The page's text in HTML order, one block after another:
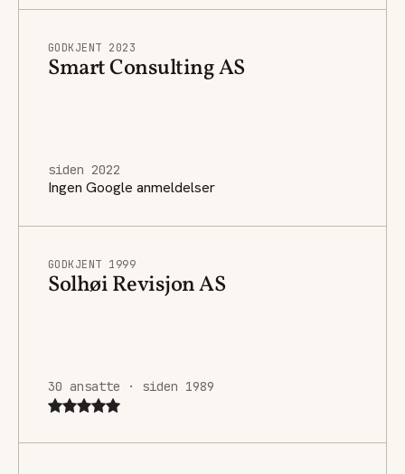
GODKJENT 2023
Smart Consulting AS
siden 2022
Ingen Google anmeldelser
GODKJENT 1999
Solhøi Revisjon AS
30 ansatte · siden 1989